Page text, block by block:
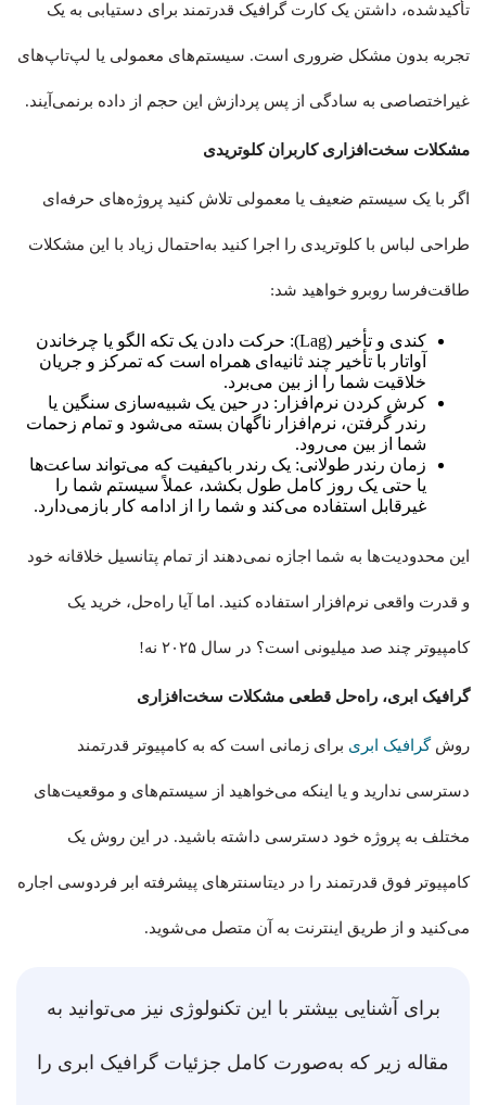
تأکیدشده، داشتن یک کارت گرافیک قدرتمند برای دستیابی به یک
تجربه بدون مشکل ضروری است. سیستم‌های معمولی یا لپ‌تاپ‌های
غیراختصاصی به سادگی از پس پردازش این حجم از داده برنمی‌آیند.
مشکلات سخت‌افزاری کاربران کلوتریدی
اگر با یک سیستم ضعیف یا معمولی تلاش کنید پروژه‌های حرفه‌ای
طراحی لباس با کلوتریدی را اجرا کنید به‌احتمال زیاد با این مشکلات
طاقت‌فرسا روبرو خواهید شد:
کندی و تأخیر (Lag): حرکت دادن یک تکه الگو یا چرخاندن
آواتار با تأخیر چند ثانیه‌ای همراه است که تمرکز و جریان
خلاقیت شما را از بین می‌برد.
کرش کردن نرم‌افزار: در حین یک شبیه‌سازی سنگین یا
رندر گرفتن، نرم‌افزار ناگهان بسته می‌شود و تمام زحمات
شما از بین می‌رود.
زمان رندر طولانی: یک رندر باکیفیت که می‌تواند ساعت‌ها
یا حتی یک روز کامل طول بکشد، عملاً سیستم شما را
غیرقابل استفاده می‌کند و شما را از ادامه کار بازمی‌دارد.
این محدودیت‌ها به شما اجازه نمی‌دهند از تمام پتانسیل خلاقانه خود
و قدرت واقعی نرم‌افزار استفاده کنید. اما آیا راه‌حل، خرید یک
کامپیوتر چند صد میلیونی است؟ در سال ۲۰۲۵ نه!
گرافیک ابری، راه‌حل قطعی مشکلات سخت‌افزاری
روشگرافیک ابری برای زمانی است که به کامپیوتر قدرتمند
دسترسی ندارید و یا اینکه می‌خواهید از سیستم‌های و موقعیت‌های
مختلف به پروژه خود دسترسی داشته باشید. در این روش یک
کامپیوتر فوق قدرتمند را در دیتاسنترهای پیشرفته ابر فردوسی اجاره
می‌کنید و از طریق اینترنت به آن متصل می‌شوید.
برای آشنایی بیشتر با این تکنولوژی نیز می‌توانید به
مقاله زیر که به‌صورت کامل جزئیات گرافیک ابری را